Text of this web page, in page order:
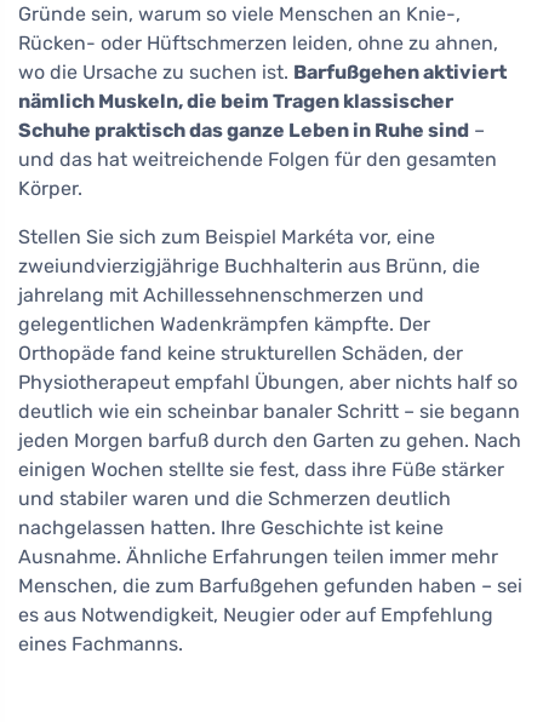
Gründe sein, warum so viele Menschen an Knie-,
Rücken- oder Hüftschmerzen leiden, ohne zu ahnen,
wo die Ursache zu suchen ist. Barfußgehen aktiviert
nämlich Muskeln, die beim Tragen klassischer
Schuhe praktisch das ganze Leben in Ruhe sind –
und das hat weitreichende Folgen für den gesamten
Körper.
Stellen Sie sich zum Beispiel Markéta vor, eine
zweiundvierzigjährige Buchhalterin aus Brünn, die
jahrelang mit Achillessehnensch­merzen und
gelegentlichen Wadenkrämpfen kämpfte. Der
Orthopäde fand keine strukturellen Schäden, der
Physiotherapeut empfahl Übungen, aber nichts half so
deutlich wie ein scheinbar banaler Schritt – sie begann
jeden Morgen barfuß durch den Garten zu gehen. Nach
einigen Wochen stellte sie fest, dass ihre Füße stärker
und stabiler waren und die Schmerzen deutlich
nachgelassen hatten. Ihre Geschichte ist keine
Ausnahme. Ähnliche Erfahrungen teilen immer mehr
Menschen, die zum Barfußgehen gefunden haben – sei
es aus Notwendigkeit, Neugier oder auf Empfehlung
eines Fachmanns.